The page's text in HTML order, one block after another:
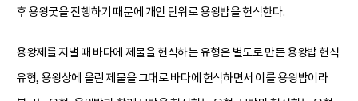
후 용왕굿을 진행하기 때문에 개인 단위로 용왕밥을 헌식한다.
용왕제를 지낼 때 바다에 제물을 헌식하는 유형은 별도로 만든 용왕밥 헌식
유형, 용왕상에 올린 제물을 그대로 바다에 헌식하면서 이를 용왕밥이라